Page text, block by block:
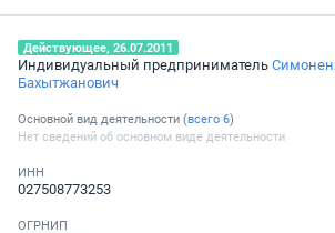
Действующее, 26.07.2011
Индивидуальный предприниматель
Бахытжанович
Основной вид деятельности (всего 6)
Нет сведений об основном виде деятельности
ИНН
027508773253
ОГРНИП